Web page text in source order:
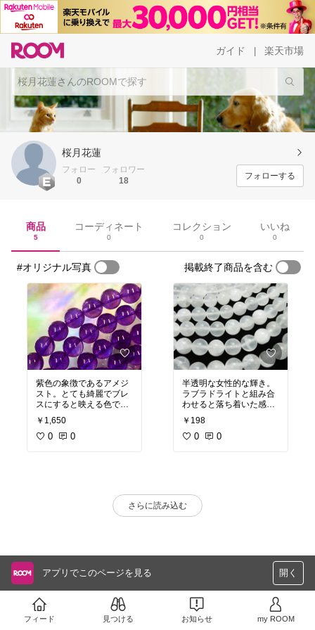
ガイド 楽天市場
桜月花蓮
フォロー
0
フォロワー
18
フォローする
商品
5
コーディネート
0
コレクション
0
いいね
0
#オリジナル写真 掲載終了商品を含む
紫色の象徴であるアメジ
スト。とても綺麗でブレ
スにすると映える色でし
た。
￥1,650
0 0
半透明な女性的な輝き。
ラブラドライトと組み合
わせると落ち着いた感じ
のブレスが出来上がりま
した。
￥198
0 0
さらに読み込む
アプリでこのページを見る 開く
フィード 見つける お知らせ my ROOM